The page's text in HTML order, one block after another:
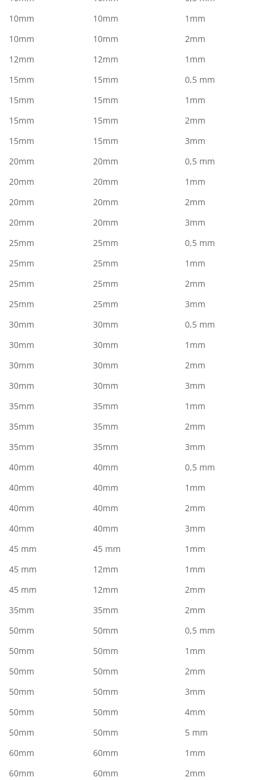
10mm
10mm
1mm
10mm
10mm
2mm
12mm
12mm
1mm
15mm
15mm
0,5 mm
15mm
15mm
1mm
15mm
15mm
2mm
15mm
15mm
3mm
20mm
20mm
0,5 mm
20mm
20mm
1mm
20mm
20mm
2mm
20mm
20mm
3mm
25mm
25mm
0,5 mm
25mm
25mm
1mm
25mm
25mm
2mm
25mm
25mm
3mm
30mm
30mm
0,5 mm
30mm
30mm
1mm
30mm
30mm
2mm
30mm
30mm
3mm
35mm
35mm
1mm
35mm
35mm
2mm
35mm
35mm
3mm
40mm
40mm
0,5 mm
40mm
40mm
1mm
40mm
40mm
2mm
40mm
40mm
3mm
45 mm
45 mm
1mm
45 mm
12mm
1mm
45 mm
12mm
2mm
35mm
35mm
2mm
50mm
50mm
0,5 mm
50mm
50mm
1mm
50mm
50mm
2mm
50mm
50mm
3mm
50mm
50mm
4mm
50mm
50mm
5 mm
60mm
60mm
1mm
60mm
60mm
2mm